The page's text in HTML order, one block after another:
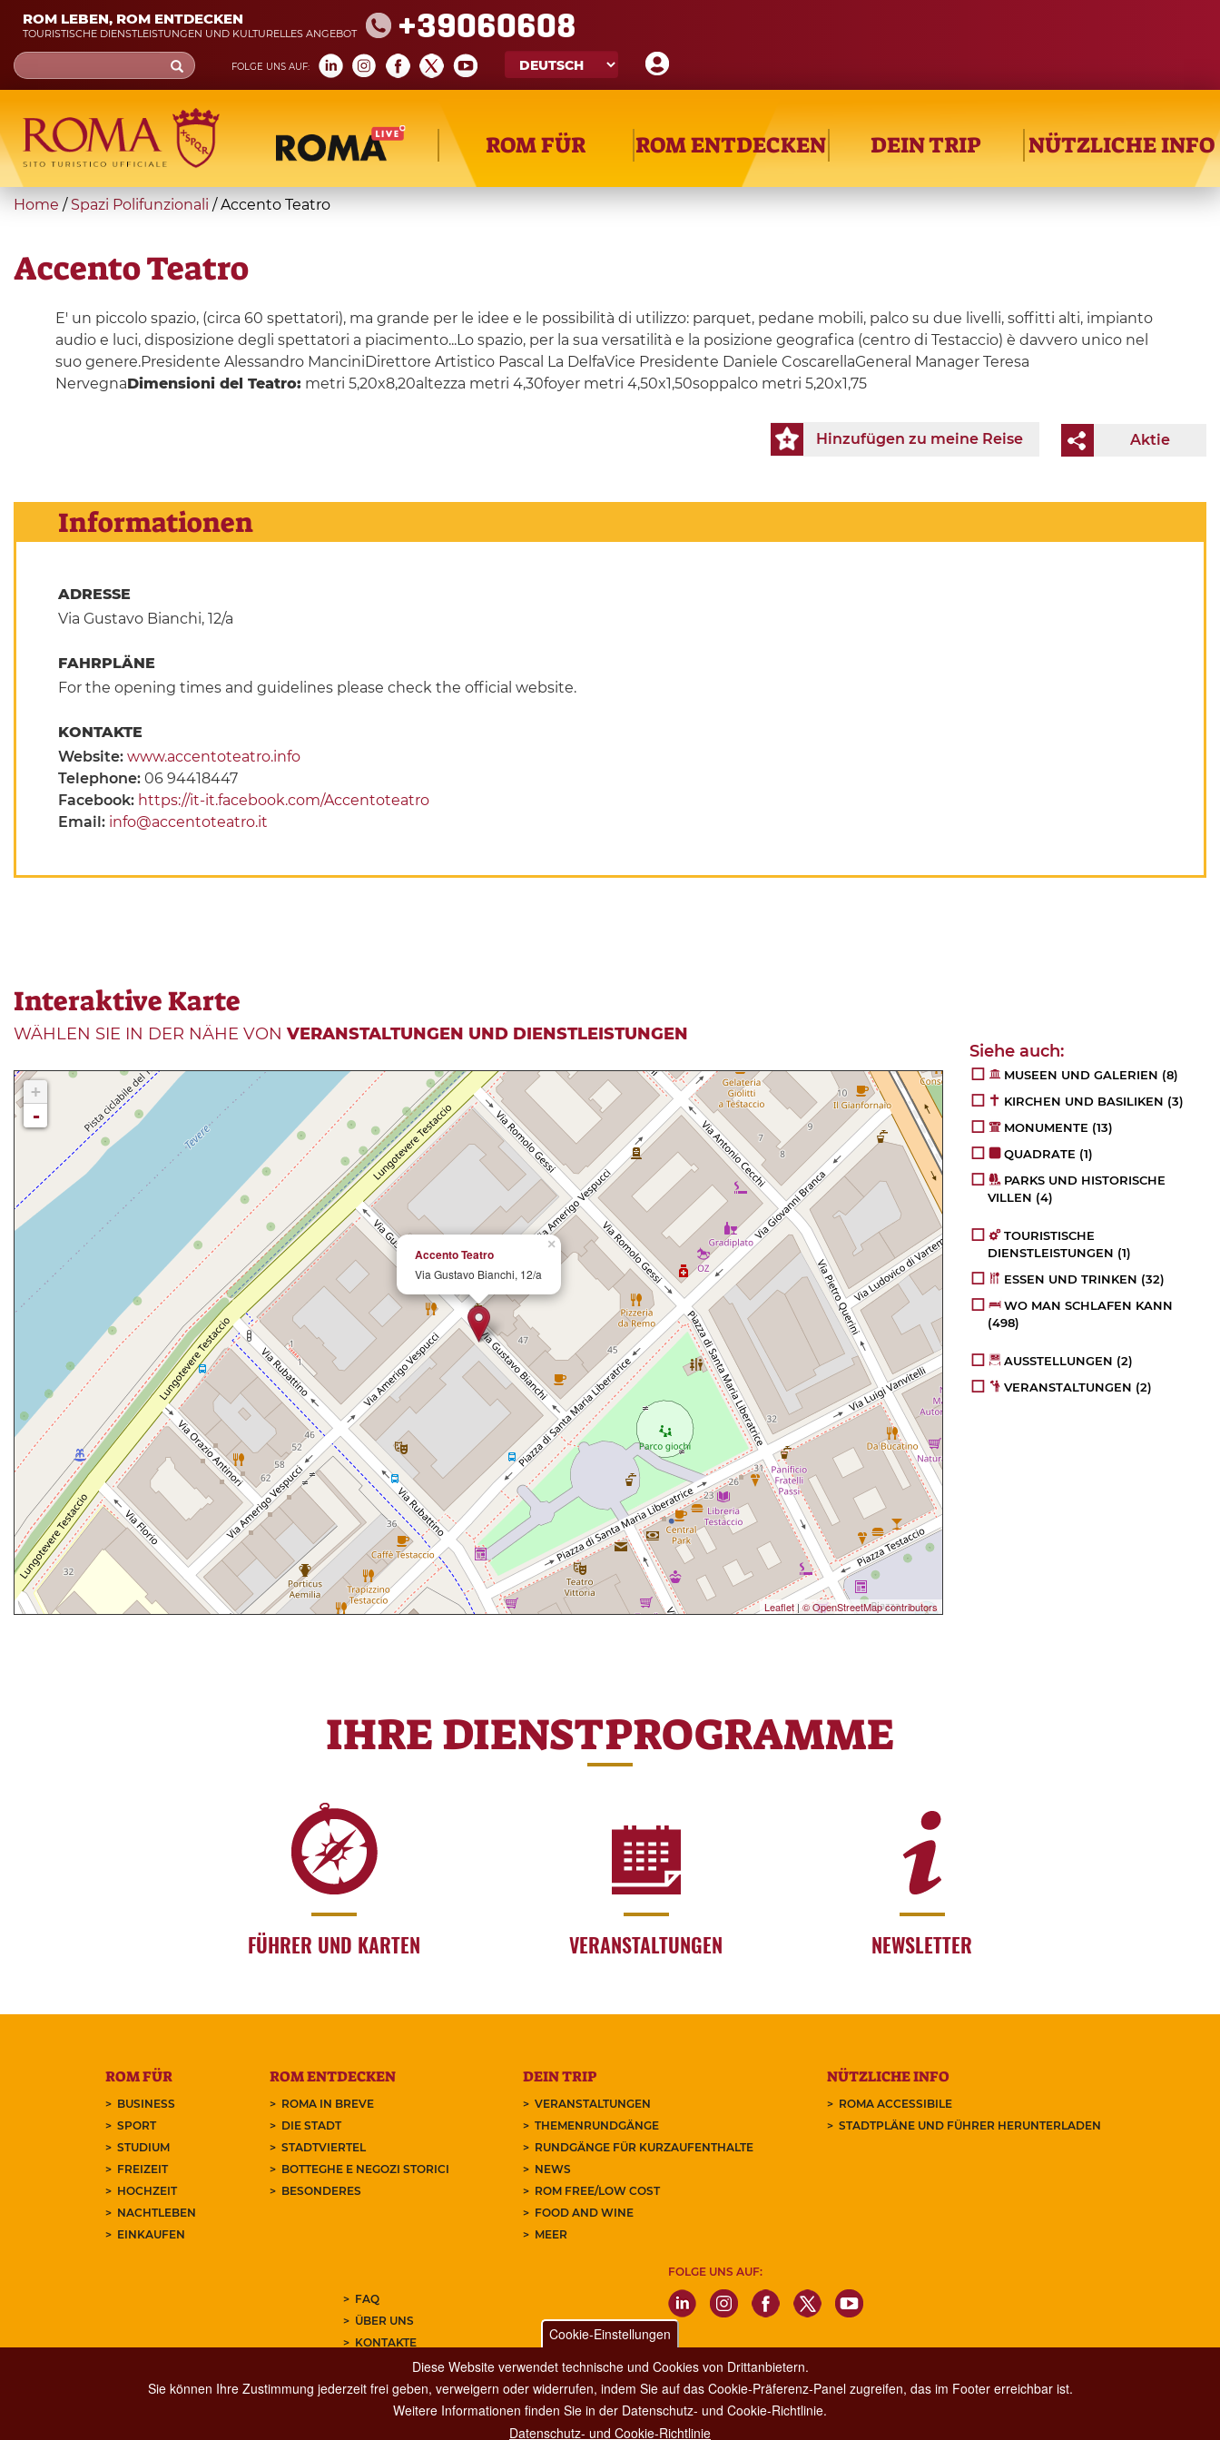
Skip
main
content
ROM LEBEN, ROM ENTDECKEN
TOURISTISCHE DIENSTLEISTUNGEN UND KULTURELLES ANGEBOT +39060608
FOLGE UNS AUF:
Search
form
Suche
ROM FÜR ROM ENTDECKEN DEIN TRIP NÜTZLICHE INFO
You
here
Home / Spazi Polifunzionali /Accento Teatro
Accento Teatro
E' un piccolo spazio, (circa 60 spettatori), ma grande per le idee e le possibilità di utilizzo: parquet, pedane mobili, palco su due livelli, soffitti alti, impianto
audio e luci, disposizione degli spettatori a piacimento...Lo spazio, per la sua versatilità e la posizione geografica (centro di Testaccio) è davvero unico nel
suo genere.Presidente Alessandro ManciniDirettore Artistico Pascal La DelfaVice Presidente Daniele CoscarellaGeneral Manager Teresa
NervegnaDimensioni del Teatro: metri 5,20x8,20altezza metri 4,30foyer metri 4,50x1,50soppalco metri 5,20x1,75
Aktie
Hinzufügen zu meine Reise
Informationen
ADRESSE
Via Gustavo Bianchi, 12/a
FAHRPLÄNE
For the opening times and guidelines please check the official website.
KONTAKTE
Website: www.accentoteatro.info
Telephone: 06 94418447
Facebook: https://it-it.facebook.com/Accentoteatro
Email: info@accentoteatro.it
Interaktive Karte
WÄHLEN SIE IN DER NÄHE VON VERANSTALTUNGEN UND DIENSTLEISTUNGEN
×
Accento Teatro
Via Gustavo Bianchi, 12/a
+
-
Leaflet|© OpenStreetMap contributors
MUSEEN UND GALERIEN (8)
KIRCHEN UND BASILIKEN (3)
MONUMENTE (13)
QUADRATE (1)
PARKS UND HISTORISCHE
VILLEN (4)
TOURISTISCHE
DIENSTLEISTUNGEN (1)
ESSEN UND TRINKEN (32)
WO MAN SCHLAFEN KANN
(498)
AUSSTELLUNGEN (2)
VERANSTALTUNGEN (2)
IHRE DIENSTPROGRAMME
FÜHRER UND KARTEN VERANSTALTUNGEN NEWSLETTER
ROM FÜR
BUSINESS
SPORT
STUDIUM
FREIZEIT
HOCHZEIT
NACHTLEBEN
EINKAUFEN
ROM ENTDECKEN
ROMA IN BREVE
DIE STADT
STADTVIERTEL
BOTTEGHE E NEGOZI STORICI
BESONDERES
DEIN TRIP
VERANSTALTUNGEN
THEMENRUNDGÄNGE
RUNDGÄNGE FÜR KURZAUFENTHALTE
NEWS
ROM FREE/LOW COST
FOOD AND WINE
MEER
NÜTZLICHE INFO
ROMA ACCESSIBILE
STADTPLÄNE UND FÜHRER HERUNTERLADEN
FAQ
ÜBER UNS
KONTAKTE
ABONNIEREN SIE UNSEREN NEWSLETTER
FOLGE UNS AUF:
Cookie-Einstellungen
Diese Website verwendet technische und Cookies von Drittanbietern.
Sie können Ihre Zustimmung jederzeit frei geben, verweigern oder widerrufen, indem Sie auf das Cookie-Präferenz-Panel zugreifen, das im Footer erreichbar ist.
Weitere Informationen finden Sie in der Datenschutz- und Cookie-Richtlinie.
Datenschutz- und Cookie-Richtlinie